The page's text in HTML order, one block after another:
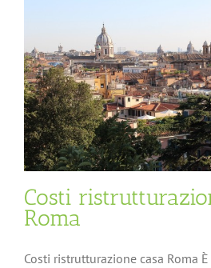
Costi
Roma
Costi ristrutturazione casa Roma